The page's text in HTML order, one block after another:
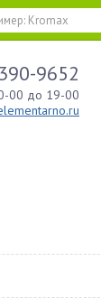
9652
00 до 19-00